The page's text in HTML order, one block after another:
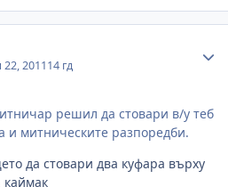
201114 гд
решил да стовари в/у теб
и митническите разпоредби.
да стовари два куфара върху
каймак